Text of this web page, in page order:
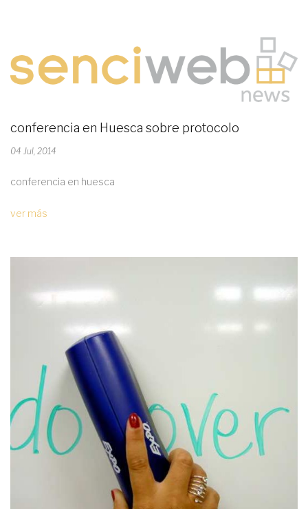
conferencia en Huesca sobre protocolo
04 Jul, 2014
conferencia en huesca
ver más